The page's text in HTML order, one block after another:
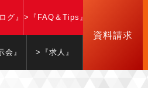
グ』 >『FAQ＆Tips』
会』 >『求人』
資料請求